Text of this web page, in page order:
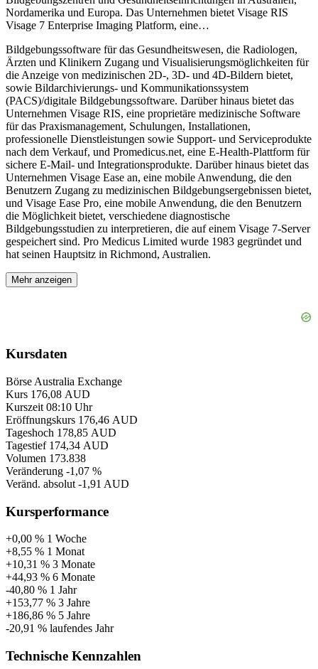
Nordamerika und Europa. Das Unternehmen bietet Visage RIS
Visage 7 Enterprise Imaging Platform, eine…
Bildgebungssoftware für das Gesundheitswesen, die Radiologen,
Ärzten und Klinikern Zugang und Visualisierungsmöglichkeiten für
die Anzeige von medizinischen 2D-, 3D- und 4D-Bildern bietet,
sowie Bildarchivierungs- und Kommunikationssystem
(PACS)/digitale Bildgebungssoftware. Darüber hinaus bietet das
Unternehmen Visage RIS, eine proprietäre medizinische Software
für das Praxismanagement, Schulungen, Installationen,
professionelle Dienstleistungen sowie Support- und Serviceprodukte
nach dem Verkauf, und Promedicus.net, eine E-Health-Plattform für
sichere E-Mail- und Integrationsprodukte. Darüber hinaus bietet das
Unternehmen Visage Ease an, eine mobile Anwendung, die den
Benutzern Zugang zu medizinischen Bildgebungsergebnissen bietet,
und Visage Ease Pro, eine mobile Anwendung, die den Benutzern
die Möglichkeit bietet, verschiedene diagnostische
Bildgebungsstudien zu interpretieren, die auf einem Visage 7-Server
gespeichert sind. Pro Medicus Limited wurde 1983 gegründet und
hat seinen Hauptsitz in Richmond, Australien.
Mehr anzeigen
Kursdaten
Börse Australia Exchange
Kurs 176,08 AUD
Kurszeit 08:10 Uhr
Eröffnungskurs 176,46 AUD
Tageshoch 178,85 AUD
Tagestief 174,34 AUD
Volumen 173.838
Veränderung -1,07 %
Veränd. absolut -1,91 AUD
Kursperformance
+0,00 % 1 Woche
+8,55 % 1 Monat
+10,31 % 3 Monate
+44,93 % 6 Monate
-40,80 % 1 Jahr
+153,77 % 3 Jahre
+186,86 % 5 Jahre
-20,91 % laufendes Jahr
Technische Kennzahlen